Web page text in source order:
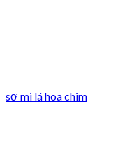
sơ mi lá hoa chim